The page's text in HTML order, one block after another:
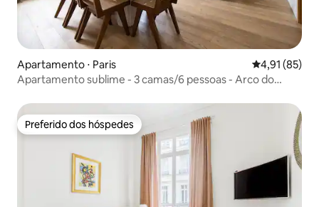
Apartamento ⋅ Paris 4,91 de uma
4,91 (85)
Apartamento sublime - 3 camas/6 pessoas - Arco do
Preferido dos hóspedes
Preferido dos hóspedes